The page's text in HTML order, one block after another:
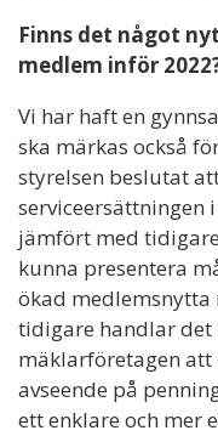
Finns det något
medlem inför
Vi har haft en
ska märkas också
styrelsen beslutat
serviceersättningen
jämfört med
kunna presentera
ökad medlemsnytta
tidigare handlar
mäklarföretagen att
avseende på
ett enklare och mer